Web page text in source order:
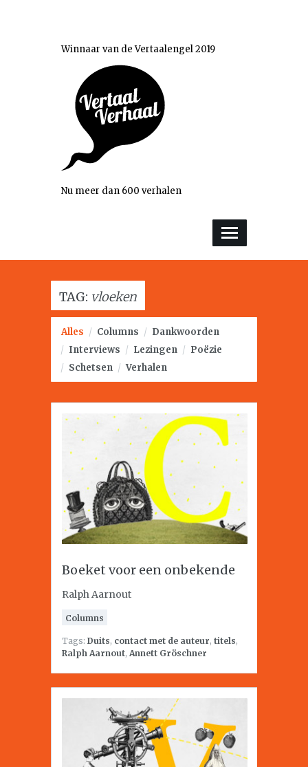
Winnaar van de Vertaalengel 2019
Nu meer dan 600 verhalen
TAG: vloeken
Alles / Columns / Dankwoorden
/ Interviews / Lezingen / Poëzie
/ Schetsen / Verhalen
Boeket voor een onbekende
Ralph Aarnout
Columns
Tags: Duits, contact met de auteur, titels,
Ralph Aarnout, Annett Gröschner